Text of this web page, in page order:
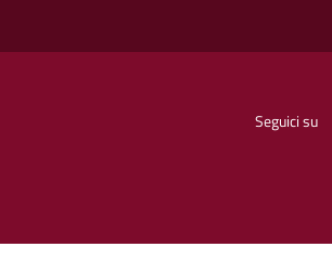
Seguici su